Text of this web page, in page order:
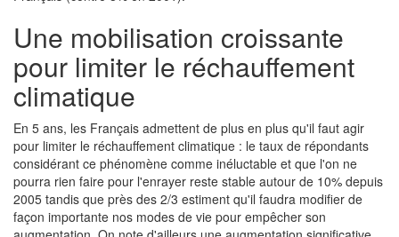
Une mobilisation croissante
pour limiter le réchauffement
climatique
En 5 ans, les Français admettent de plus en plus qu'il faut agir
pour limiter le réchauffement climatique : le taux de répondants
considérant ce phénomène comme inéluctable et que l'on ne
pourra rien faire pour l'enrayer reste stable autour de 10% depuis
2005 tandis que près des 2/3 estiment qu'il faudra modifier de
façon importante nos modes de vie pour empêcher son